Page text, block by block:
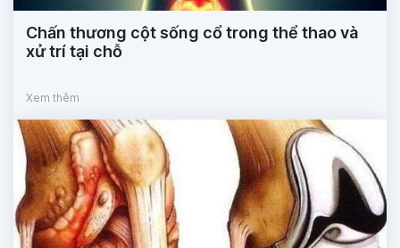
Chấn thương cột sống cổ trong thể thao và
xử trí tại chỗ
Xem thêm